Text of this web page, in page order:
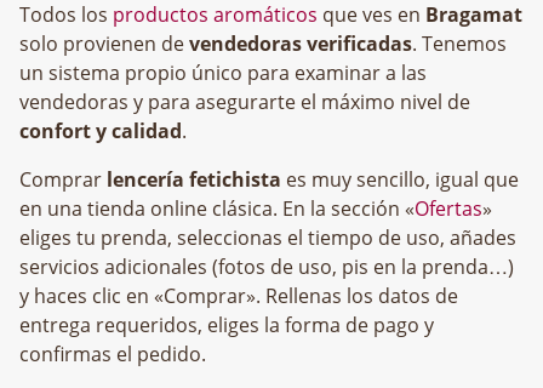
Todos los productos aromáticos que ves en Bragamat
solo provienen devendedoras verificadas. Tenemos
un sistema propio único para examinar a las
vendedoras y para asegurarte el máximo nivel de
confort y calidad.
Comprar lencería fetichista es muy sencillo, igual que
en una tienda online clásica. En la sección «Ofertas»
eliges tu prenda, seleccionas el tiempo de uso, añades
servicios adicionales (fotos de uso, pis en la prenda…)
y haces clic en «Comprar». Rellenas los datos de
entrega requeridos, eliges la forma de pago y
confirmas el pedido.